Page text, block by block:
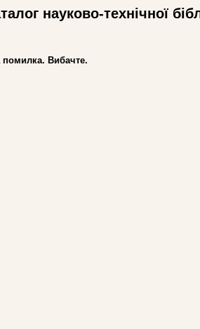
науково-технічної
помилка. Вибачте.